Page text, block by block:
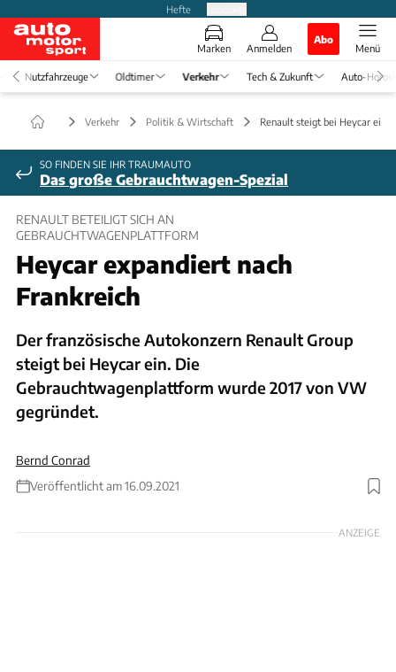
Hefte
Marken Anmelden
Abo
Menü
Nutzfahrzeuge Oldtimer Verkehr Tech & Zukunft Auto-
Verkehr Politik & Wirtschaft Renault steigt bei Heycar ein
SO FINDEN SIE IHR TRAUMAUTO
Das große Gebrauchtwagen-Spezial
RENAULT BETEILIGT SICH AN
GEBRAUCHTWAGENPLATTFORM
Heycar expandiert nach
Frankreich
Der französische Autokonzern Renault Group
steigt bei Heycar ein. Die
Gebrauchtwagenplattform wurde 2017 von VW
gegründet.
Bernd Conrad
Veröffentlicht am 16.09.2021
Foto: Renault
ANZEIGE